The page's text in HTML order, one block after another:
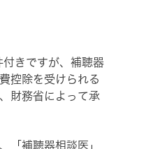
きですが、補聴器
控除を受けられる
財務省によって承
「補聴器相談医」